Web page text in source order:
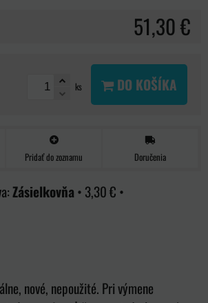
51,30 €
ks DO KOŠÍKA
Pridať do zoznamu Doručenia
Zásielkovňa • 3,30 € •
nové, nepoužité. Pri výmene